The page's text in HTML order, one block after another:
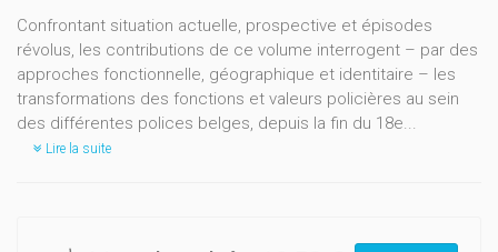
Confrontant situation actuelle, prospective et épisodes
révolus, les contributions de ce volume interrogent – par des
approches fonctionnelle, géographique et identitaire – les
transformations des fonctions et valeurs policières au sein
des différentes polices belges, depuis la fin du 18e...
Lire la suite